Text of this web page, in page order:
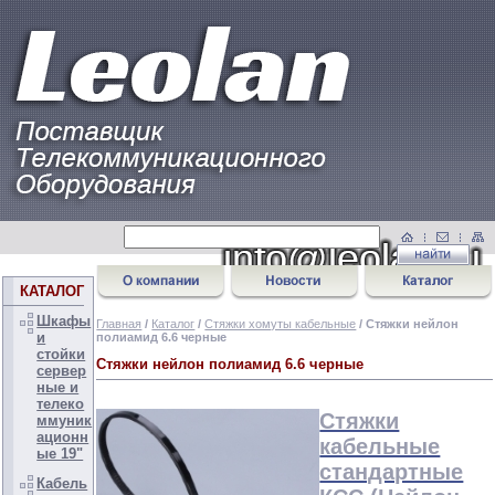
КАТАЛОГ
Шкафы
и
стойки
сервер
ные и
телеко
ммуник
ационн
ые 19"
Кабель
Главная / Каталог /Стяжки хомуты кабельные / Стяжки нейлон
полиамид 6.6 черные
Стяжки нейлон полиамид 6.6 черные
Стяжки
кабельные
стандартные